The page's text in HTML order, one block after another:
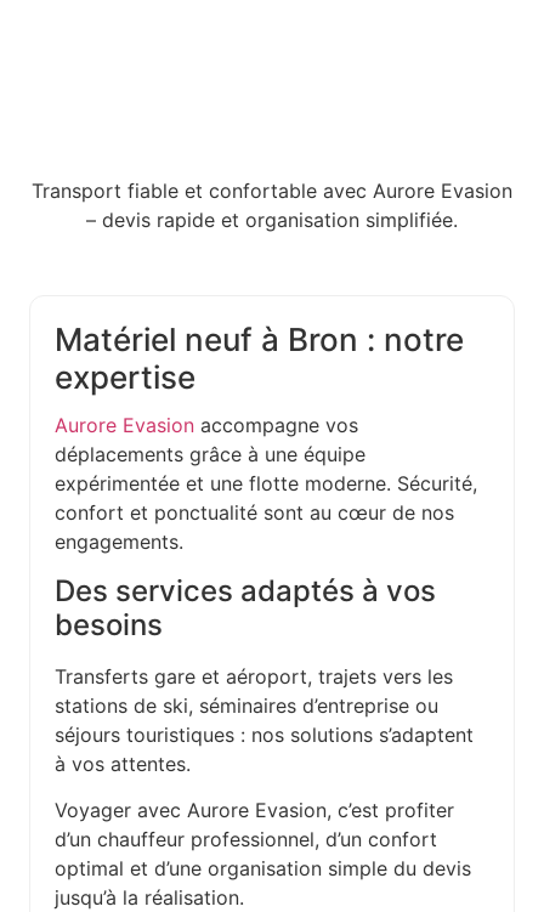
Transport fiable et confortable avec Aurore Evasion
– devis rapide et organisation simplifiée.
Matériel neuf à Bron : notre
expertise
Aurore Evasion accompagne vos
déplacements grâce à une équipe
expérimentée et une flotte moderne. Sécurité,
confort et ponctualité sont au cœur de nos
engagements.
Des services adaptés à vos
besoins
Transferts gare et aéroport, trajets vers les
stations de ski, séminaires d’entreprise ou
séjours touristiques : nos solutions s’adaptent
à vos attentes.
Voyager avec Aurore Evasion, c’est profiter
d’un chauffeur professionnel, d’un confort
optimal et d’une organisation simple du devis
jusqu’à la réalisation.